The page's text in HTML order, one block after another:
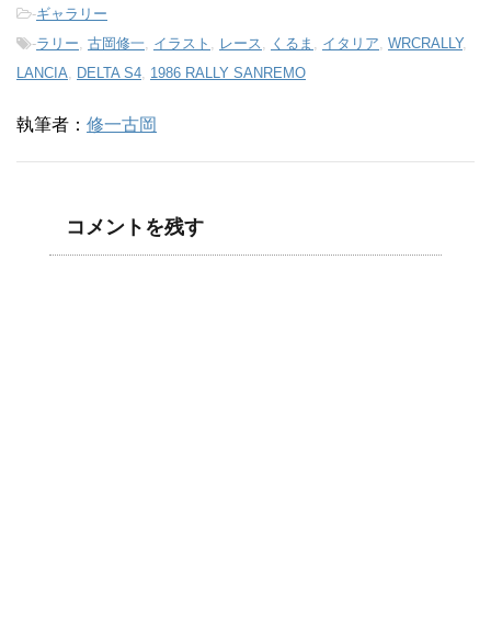
-ギャラリー
-ラリー, 古岡修一, イラスト , レース, くるま , イタリア, WRCRALLY,
LANCIA, DELTA S4, 1986 RALLY SANREMO
執筆者： 修一古岡
コメントを残す